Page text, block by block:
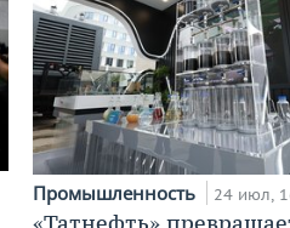
Промышленность 24 июл,
«Татнефть»